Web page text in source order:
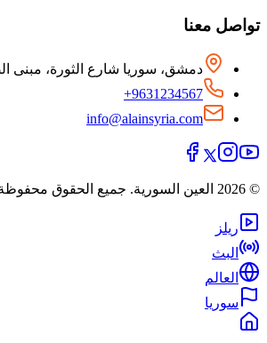
تواصل معنا
دمشق، سوريا شارع الثورة، مبنى
+9631234567
info@alainsyria.com
© 2026 العين السورية. جميع الحقوق محفوظة.
ريلز
البث
العالم
سوريا